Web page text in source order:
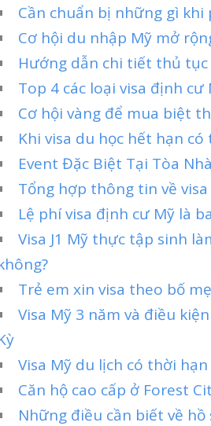
Cần chuẩn bị những gì khi
Cơ hội du nhập Mỹ mở
Hướng dẫn chi tiết thủ tục
Top 4 các loại visa định
Cơ hội vàng để mua biệt
Khi visa du học hết hạn
Event Đặc Biệt Tại Tòa
Tổng hợp thông tin về
Lệ phí visa định cư Mỹ là
Visa J1 Mỹ thực tập sinh
Trẻ em xin visa theo bố
Visa Mỹ 3 năm và điều
Visa Mỹ du lịch có thời
Căn hộ cao cấp ở Forest
Những điều cần biết về